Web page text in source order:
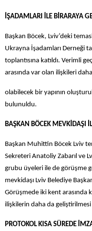
İŞADAMLARI İLE BİRARAYA
Başkan Böcek, Lviv’deki
Ukrayna İşadamları Derneği
toplantısına katıldı. Verimli
arasında var olan ilişkileri
olabilecek bir yapının
bulunuldu.
BAŞKAN BÖCEK MEVKİDAŞI
Başkan Muhittin Böcek Lviv
Sekreteri Anatoliy Zabarıl ve
grubu üyeleri ile de görüşme
mevkidaşı Lviv Belediye
Görüşmede iki kent arasında
ilişkilerin daha da geliştirilmesi
PROTOKOL KISA SÜREDE